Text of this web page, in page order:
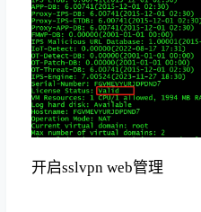
开启sslvpn web管理